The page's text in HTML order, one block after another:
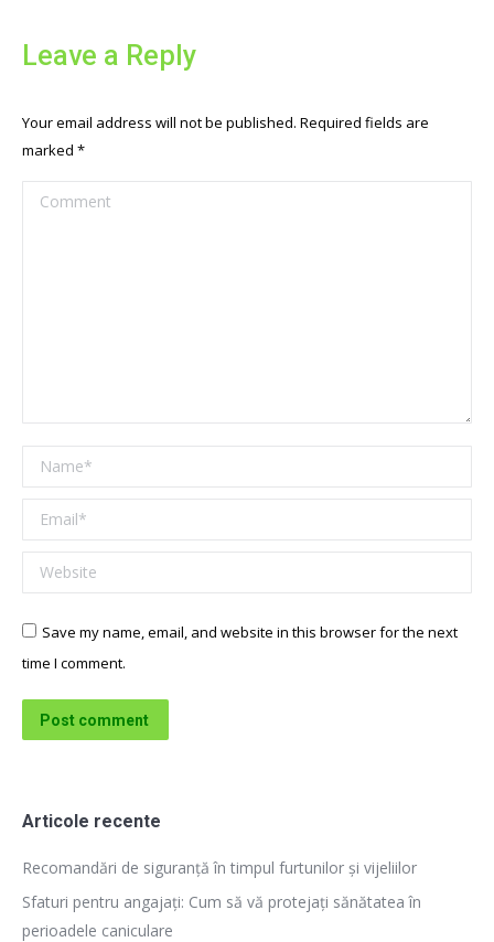
Leave a Reply
Your email address will not be published. Required fields are
marked *
Comment
Name *
Email *
Website
Save my name, email, and website in this browser for the next
time I comment.
Post comment
Articole recente
Recomandări de siguranță în timpul furtunilor și vijeliilor
Sfaturi pentru angajați: Cum să vă protejați sănătatea în
perioadele caniculare